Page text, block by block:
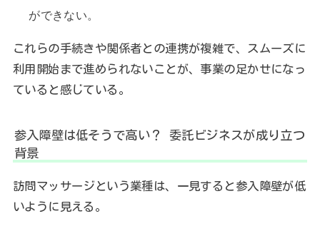
ができない。
これらの手続きや関係者との連携が複雑で、スムーズに
利用開始まで進められないことが、事業の足かせになっ
ていると感じている。
参入障壁は低そうで高い？ 委託ビジネスが成り立つ
背景
訪問マッサージという業種は、一見すると参入障壁が低
いように見える。